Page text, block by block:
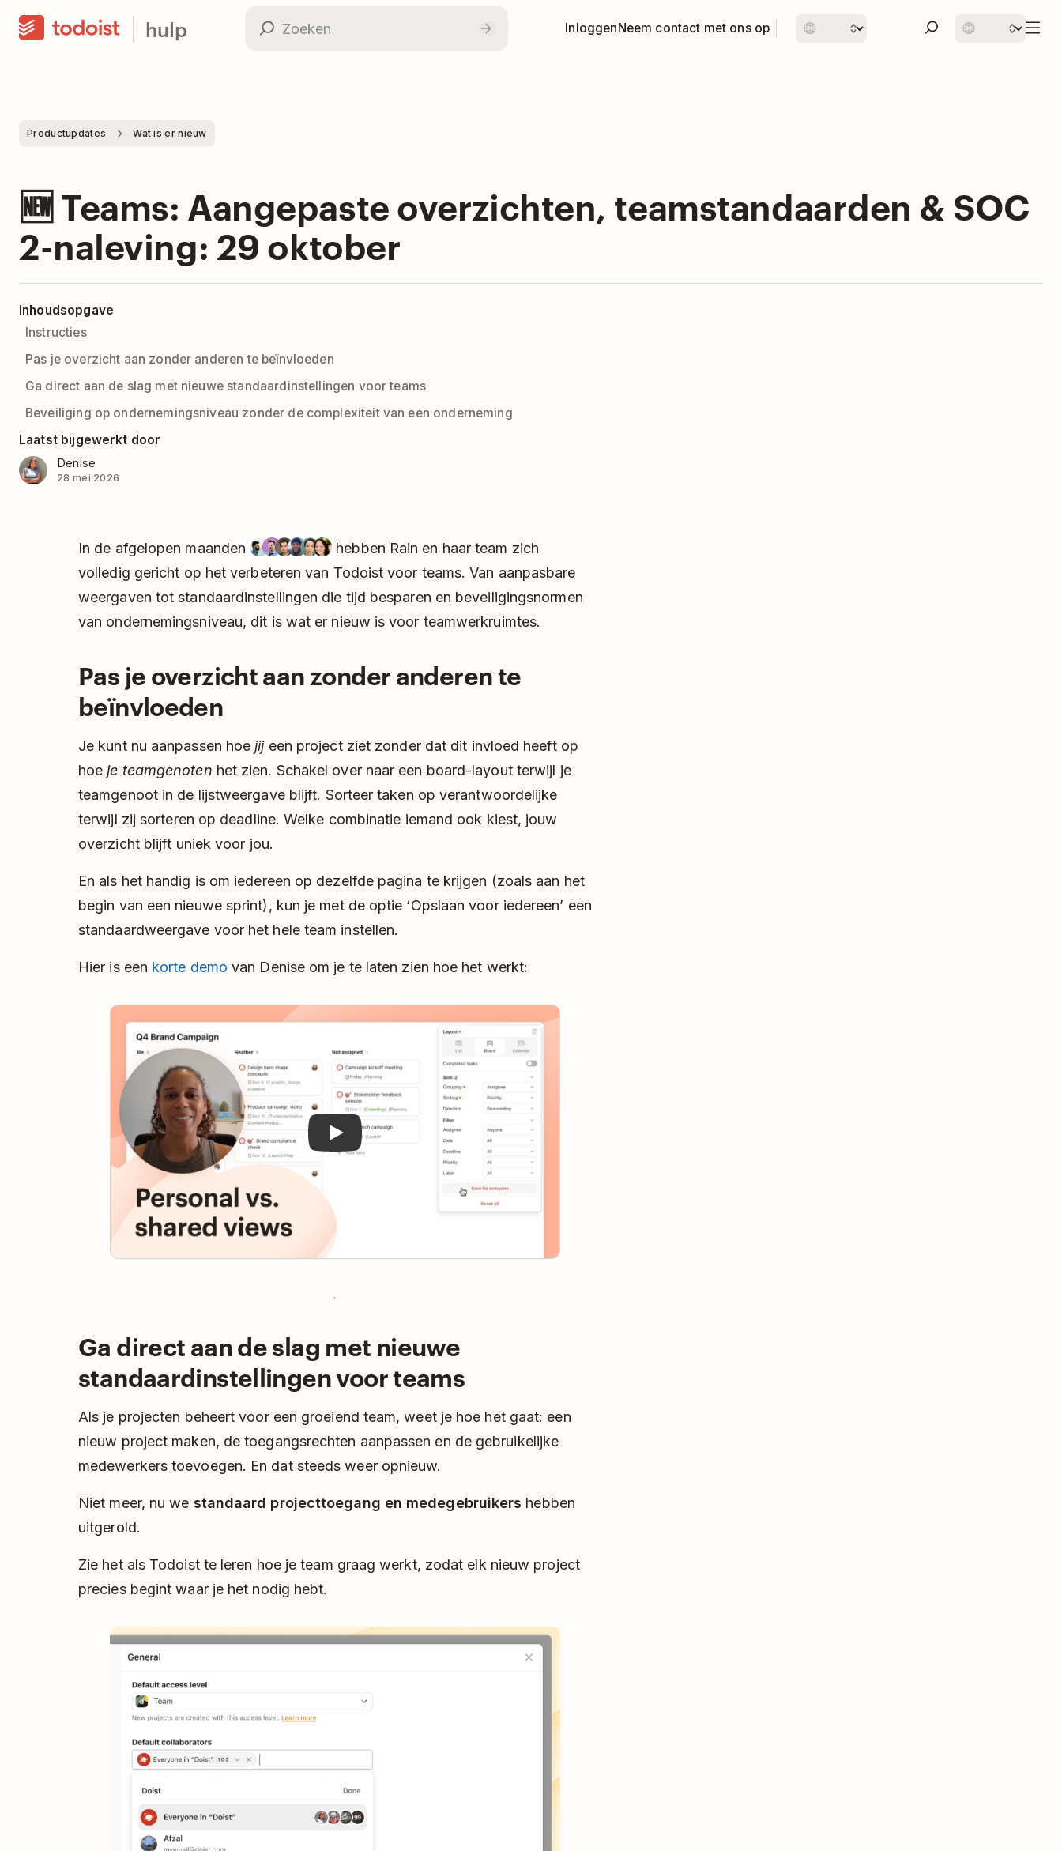
hulp InloggenNeem contact met ons op
Productupdates Wat is er nieuw
🆕 Teams: Aangepaste overzichten, teamstandaarden & SOC
2-naleving: 29 oktober
Inhoudsopgave
Instructies
Pas je overzicht aan zonder anderen te beïnvloeden
Ga direct aan de slag met nieuwe standaardinstellingen voor teams
Beveiliging op ondernemingsniveau zonder de complexiteit van een onderneming
Laatst bijgewerkt door
Denise
28 mei 2026
In de afgelopen maanden
hebben Rain en haar team zich
volledig gericht op het verbeteren van Todoist voor teams. Van aanpasbare
weergaven tot standaardinstellingen die tijd besparen en beveiligingsnormen
van ondernemingsniveau, dit is wat er nieuw is voor teamwerkruimtes.
Pas je overzicht aan zonder anderen te
beïnvloeden
Je kunt nu aanpassen hoejijeen project ziet zonder dat dit invloed heeft op
hoeje teamgenoten het zien. Schakel over naar een board-layout terwijl je
teamgenoot in de lijstweergave blijft. Sorteer taken op verantwoordelijke
terwijl zij sorteren op deadline. Welke combinatie iemand ook kiest, jouw
overzicht blijft uniek voor jou.
En als het handig is om iedereen op dezelfde pagina te krijgen (zoals aan het
begin van een nieuwe sprint), kun je met de optie ‘Opslaan voor iedereen’ een
standaardweergave voor het hele team instellen.
Hier is een korte demo van Denise om je te laten zien hoe het werkt:
Ga direct aan de slag met nieuwe
standaardinstellingen voor teams
Als je projecten beheert voor een groeiend team, weet je hoe het gaat: een
nieuw project maken, de toegangsrechten aanpassen en de gebruikelijke
medewerkers toevoegen. En dat steeds weer opnieuw.
Niet meer, nu we standaard projecttoegang en medegebruikers hebben
uitgerold.
Zie het als Todoist te leren hoe je team graag werkt, zodat elk nieuw project
precies begint waar je het nodig hebt.